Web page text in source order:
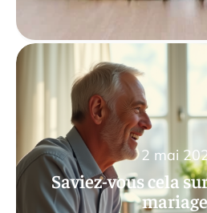
Saviez-vous cela
2 mai